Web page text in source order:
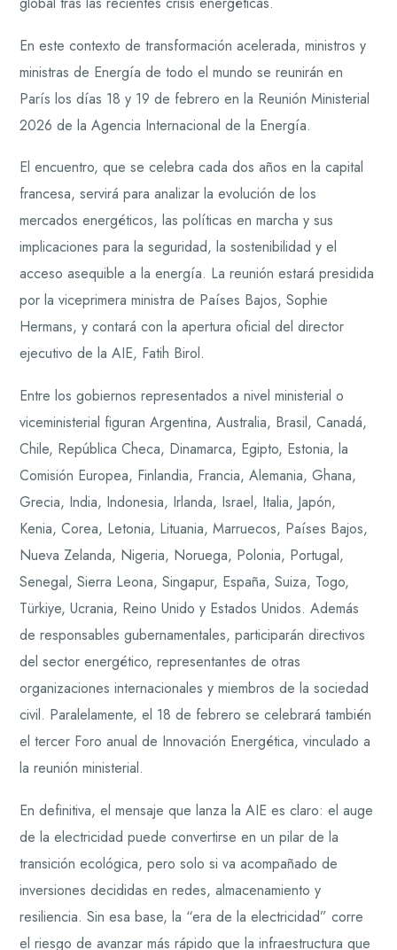
En este contexto de transformación acelerada, ministros y
ministras de Energía de todo el mundo se reunirán en
París los días 18 y 19 de febrero en la Reunión Ministerial
2026 de la Agencia Internacional de la Energía.
El encuentro, que se celebra cada dos años en la capital
francesa, servirá para analizar la evolución de los
mercados energéticos, las políticas en marcha y sus
implicaciones para la seguridad, la sostenibilidad y el
acceso asequible a la energía. La reunión estará presidida
por la viceprimera ministra de Países Bajos, Sophie
Hermans, y contará con la apertura oficial del director
ejecutivo de la AIE, Fatih Birol.
Entre los gobiernos representados a nivel ministerial o
viceministerial figuran Argentina, Australia, Brasil, Canadá,
Chile, República Checa, Dinamarca, Egipto, Estonia, la
Comisión Europea, Finlandia, Francia, Alemania, Ghana,
Grecia, India, Indonesia, Irlanda, Israel, Italia, Japón,
Kenia, Corea, Letonia, Lituania, Marruecos, Países Bajos,
Nueva Zelanda, Nigeria, Noruega, Polonia, Portugal,
Senegal, Sierra Leona, Singapur, España, Suiza, Togo,
Türkiye, Ucrania, Reino Unido y Estados Unidos. Además
de responsables gubernamentales, participarán directivos
del sector energético, representantes de otras
organizaciones internacionales y miembros de la sociedad
civil. Paralelamente, el 18 de febrero se celebrará también
el tercer Foro anual de Innovación Energética, vinculado a
la reunión ministerial.
En definitiva, el mensaje que lanza la AIE es claro: el auge
de la electricidad puede convertirse en un pilar de la
transición ecológica, pero solo si va acompañado de
inversiones decididas en redes, almacenamiento y
resiliencia. Sin esa base, la “era de la electricidad” corre
el riesgo de avanzar más rápido que la infraestructura que